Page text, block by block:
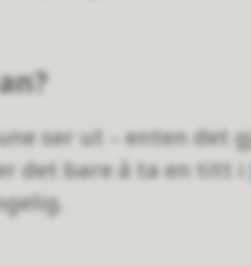
ser ut – enten det
det bare å ta en titt i